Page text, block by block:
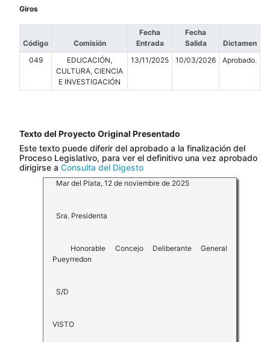
Giros
Código Comisión
Fecha
Entrada
Fecha
Salida
Dictamen
049
EDUCACIÓN,
CULTURA, CIENCIA
E INVESTIGACIÓN
13/11/2025 10/03/2026 Aprobado.
Texto del Proyecto Original Presentado
Este texto puede diferir del aprobado a la finalización del
Proceso Legislativo, para ver el definitivo una vez aprobado
dirigirse a Consulta del Digesto
Mar del Plata, 12 de noviembre de 2025
Sra. Presidenta
Honorable Concejo Deliberante General
Pueyrredon
S/D
VISTO